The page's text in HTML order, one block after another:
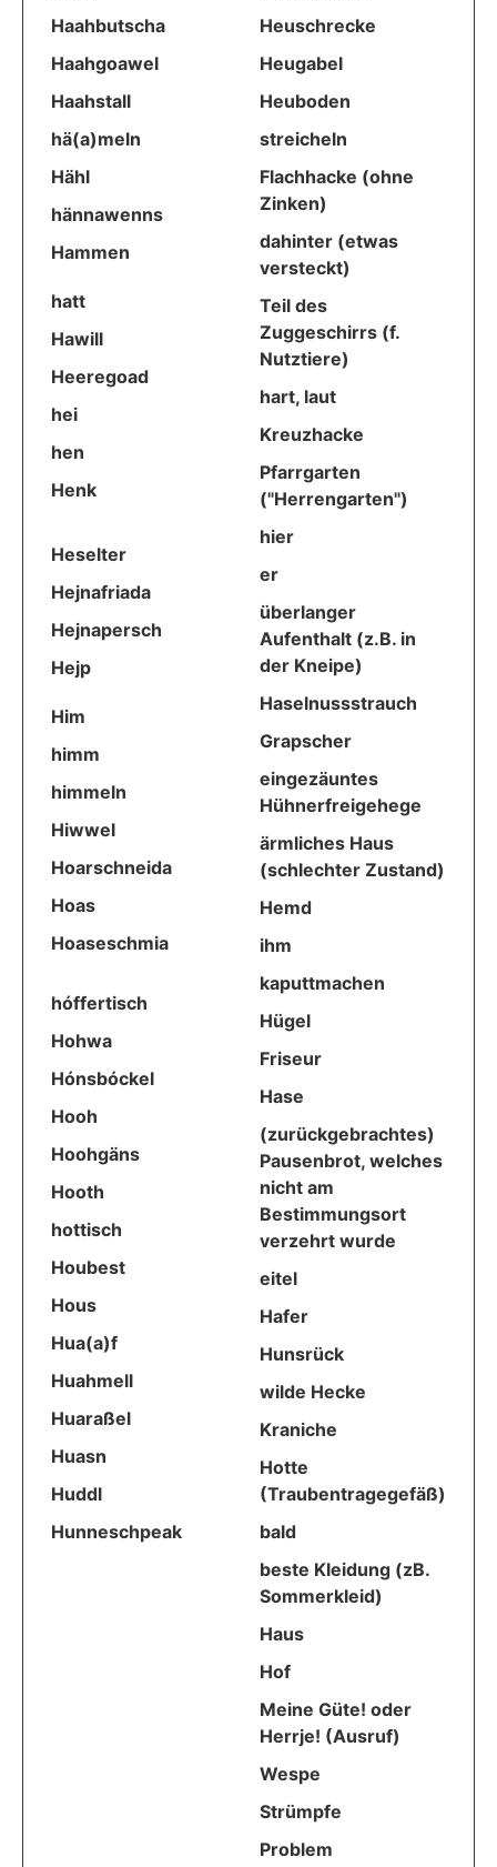
Haahbutscha
Haahgoawel
Haahstall
hä(a)meln
Hähl
hännawenns
Hammen
hatt
Hawill
Heeregoad
hei
hen
Henk
Heselter
Hejnafriada
Hejnapersch
Hejp
Him
himm
himmeln
Hiwwel
Hoarschneida
Hoas
Hoaseschmia
hóffertisch
Hohwa
Hónsbóckel
Hooh
Hoohgäns
Hooth
hottisch
Houbest
Hous
Hua(a)f
Huahmell
Huaraßel
Huasn
Huddl
Hunneschpeak
Heuschrecke
Heugabel
Heuboden
streicheln
Flachhacke (ohne
Zinken)
dahinter (etwas
versteckt)
Teil des
Zuggeschirrs (f.
Nutztiere)
hart, laut
Kreuzhacke
Pfarrgarten
("Herrengarten")
hier
er
überlanger
Aufenthalt (z.B. in
der Kneipe)
Haselnussstrauch
Grapscher
eingezäuntes
Hühnerfreigehege
ärmliches Haus
(schlechter Zustand)
Hemd
ihm
kaputtmachen
Hügel
Friseur
Hase
(zurückgebrachtes)
Pausenbrot, welches
nicht am
Bestimmungsort
verzehrt wurde
eitel
Hafer
Hunsrück
wilde Hecke
Kraniche
Hotte
(Traubentragegefäß)
bald
beste Kleidung (zB.
Sommerkleid)
Haus
Hof
Meine Güte! oder
Herrje! (Ausruf)
Wespe
Strümpfe
Problem